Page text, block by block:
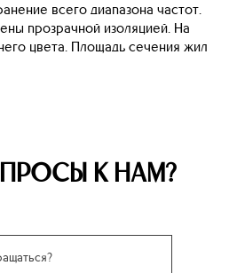
всего диапазона частот.
прозрачной изоляцией. На
цвета. Площадь сечения жил
К НАМ?